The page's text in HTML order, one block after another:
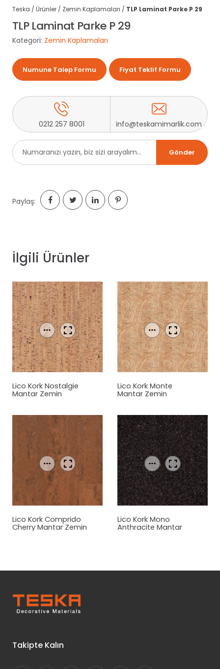
Teska / Ürünler / Zemin Kaplamaları / TLP Laminat Parke P 29
TLP Laminat Parke P 29
Kategori: Zemin Kaplamaları
Numune Talep Formu Fiyat Teklif Formu
0212 257 8001 info@teskamimarlik.com
Paylaş:
İlgili Ürünler
Lico Kork Nostalgie
Mantar Zemin
Lico Kork Monte
Mantar Zemin
Lico Kork Comprido
Cherry Mantar Zemin
Lico Kork Mono
Anthracite Mantar
Takipte Kalın